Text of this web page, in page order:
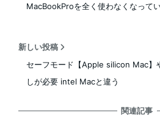
MacBookProを全く使わなくなって
新しい投稿
セーフモード【Apple silicon Mac】
しが必要 intel Macと違う
関連記事